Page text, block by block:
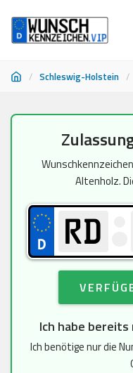
/ Schleswig-Holstein /
springen
Altenholz.
Ich habe
Ich benötige nur die